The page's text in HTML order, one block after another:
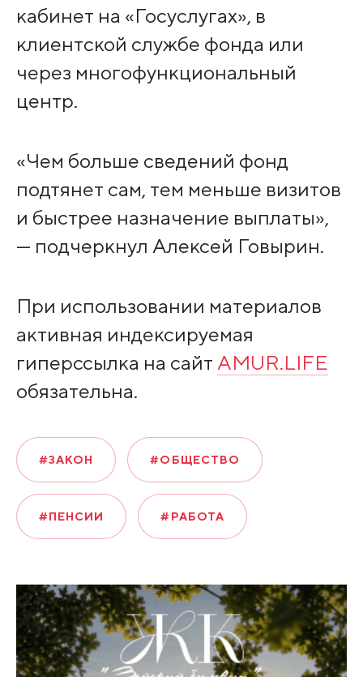
кабинет на «Госуслугах», в
клиентской службе фонда или
через многофункциональный
центр.
«Чем больше сведений фонд
подтянет сам, тем меньше визитов
и быстрее назначение выплаты»,
— подчеркнул Алексей Говырин.
При использовании материалов
активная индексируемая
гиперссылка на сайт AMUR.LIFE
обязательна.
#ЗАКОН #ОБЩЕСТВО
#ПЕНСИИ #РАБОТА